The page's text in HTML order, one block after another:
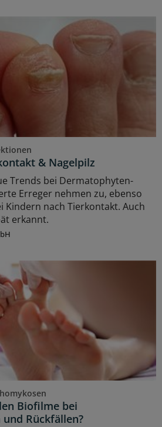
& Nagelpilz
Trends bei Dermatophyten-
Erreger nehmen zu, ebenso
Kindern nach Tierkontakt. Auch
erkannt.
Biofilme bei
Rückfällen?